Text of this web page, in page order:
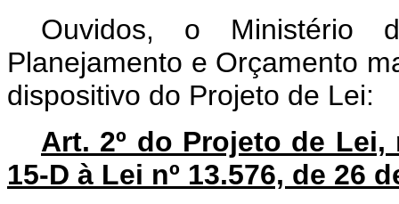
Ouvidos, o Ministério
Planejamento e Orçamento
dispositivo do Projeto de Lei:
Art. 2º do Projeto de
15-D à Lei nº 13.576, de 26